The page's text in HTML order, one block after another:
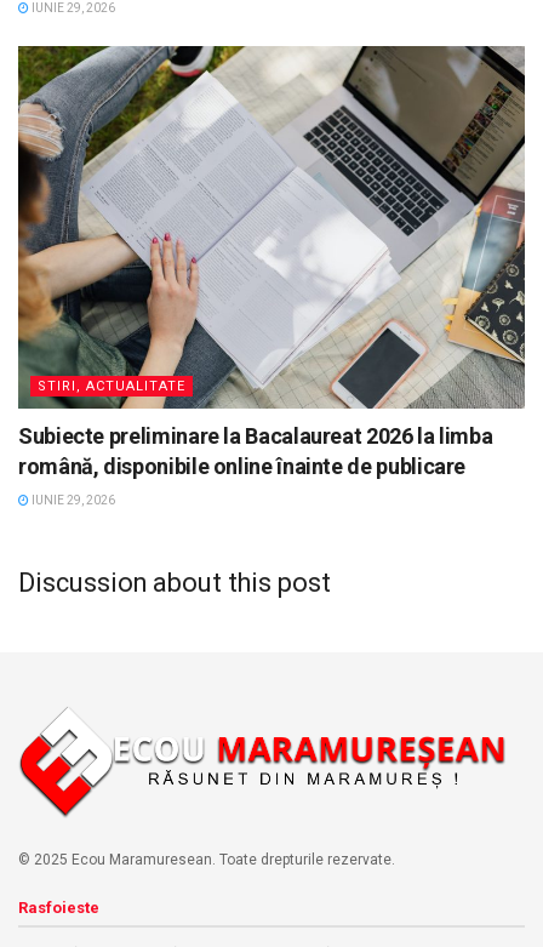
IUNIE 29, 2026
STIRI, ACTUALITATE
Subiecte preliminare la Bacalaureat 2026 la limba
română, disponibile online înainte de publicare
IUNIE 29, 2026
Discussion about this post
© 2025 Ecou Maramuresean. Toate drepturile rezervate.
Rasfoieste